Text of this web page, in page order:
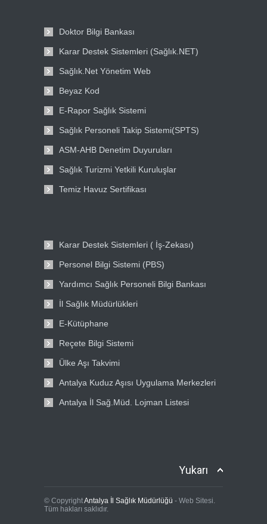
Doktor Bilgi Bankası
Karar Destek Sistemleri (Sağlık.NET)
Sağlık.Net Yönetim Web
Beyaz Kod
E-Rapor Sağlık Sistemi
Sağlık Personeli Takip Sistemi(SPTS)
ASM-AHB Denetim Duyuruları
Sağlık Turizmi Yetkili Kuruluşlar
Temiz Havuz Sertifikası
Karar Destek Sistemleri ( İş-Zekası)
Personel Bilgi Sistemi (PBS)
Yardımcı Sağlık Personeli Bilgi Bankası
İl Sağlık Müdürlükleri
E-Kütüphane
Reçete Bilgi Sistemi
Ülke Aşı Takvimi
Antalya Kuduz Aşısı Uygulama Merkezleri
Antalya İl Sağ.Müd. Lojman Listesi
Yukarı
© CopyrightAntalya İl Sağlık Müdürlüğü - Web Sitesi.
Tüm hakları saklıdır.